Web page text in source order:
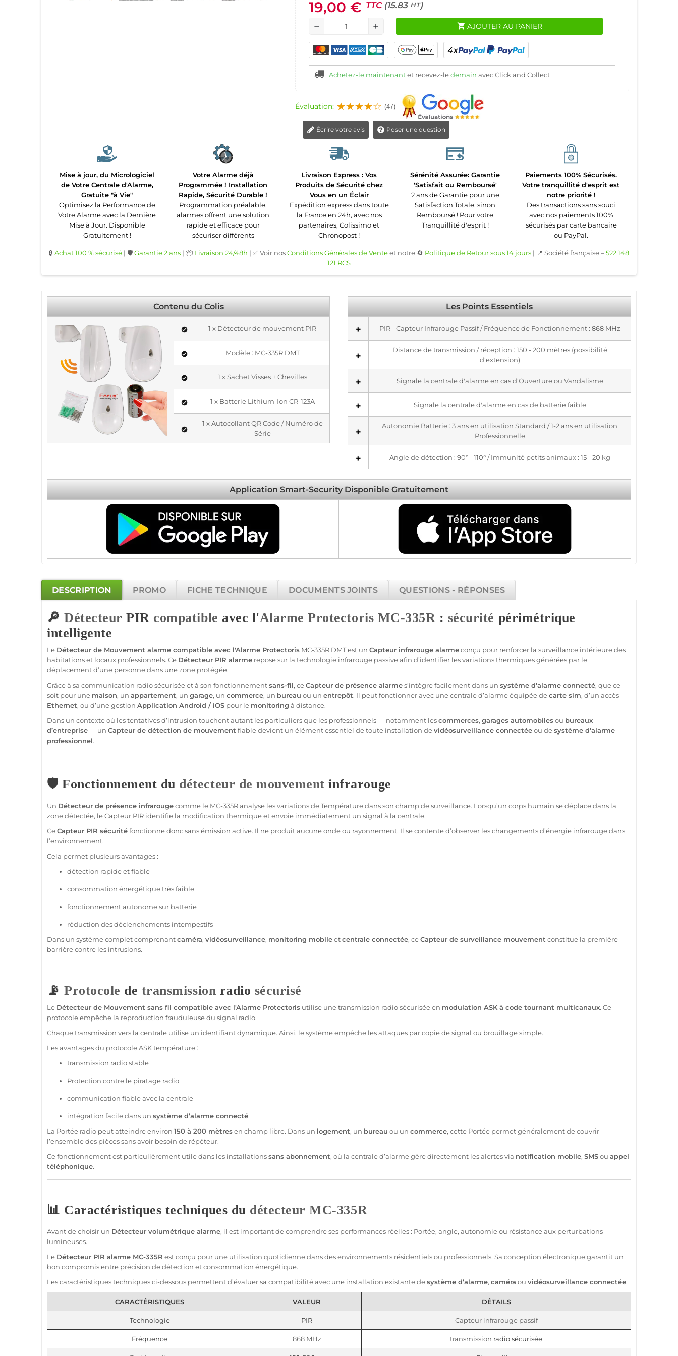
19,00 € TTC (15.83 HT)
remove add shopping_cart AJOUTER AU PANIER
Achetez-le maintenantet recevez-ledemain avec Click and Collect
Évaluation: (47)
Écrire votre avis Poser une question
Mise à jour, du Micrologiciel
de Votre Centrale d'Alarme,
Gratuite "à Vie"
Optimisez la Performance de
Votre Alarme avec la Dernière
Mise à Jour. Disponible
Gratuitement !
Votre Alarme déjà
Programmée ! Installation
Rapide, Sécurité Durable !
Programmation préalable,
alarmes offrent une solution
rapide et efficace pour
sécuriser différents
Livraison Express : Vos
Produits de Sécurité chez
Vous en un Éclair
Expédition express dans toute
la France en 24h, avec nos
partenaires, Colissimo et
Chronopost !
Sérénité Assurée: Garantie
'Satisfait ou Remboursé'
2 ans de Garantie pour une
Satisfaction Totale, sinon
Remboursé ! Pour votre
Tranquillité d'esprit !
Paiements 100% Sécurisés.
Votre tranquillité d'esprit est
notre priorité !
Des transactions sans souci
avec nos paiements 100%
sécurisés par carte bancaire
ou PayPal.
🔒 Achat 100 % sécurisé | 🛡️Garantie 2 ans | 📦 Livraison 24/48h | ✅ Voir nosConditions Générales de Venteet notre 🔄 Politique de Retour sous 14 jours | 📍 Société française –522 148
121 RCS
Contenu du Colis
1 x Détecteur de mouvement PIR
Modèle : MC-335R DMT
1 x Sachet Visses + Chevilles
1 x Batterie Lithium-Ion CR-123A
1 x Autocollant QR Code / Numéro de
Série
Les Points Essentiels
PIR - Capteur Infrarouge Passif / Fréquence de Fonctionnement : 868 MHz
Distance de transmission / réception : 150 - 200 mètres (possibilité
d'extension)
Signale la centrale d'alarme en cas d'Ouverture ou Vandalisme
Signale la centrale d'alarme en cas de batterie faible
Autonomie Batterie : 3 ans en utilisation Standard / 1-2 ans en utilisation
Professionnelle
Angle de détection : 90° - 110° / Immunité petits animaux : 15 - 20 kg
Application Smart-Security Disponible Gratuitement
DESCRIPTION PROMO FICHE TECHNIQUE DOCUMENTS JOINTS QUESTIONS - RÉPONSES
🔎Détecteur PIR compatible avec l'Alarme Protectoris MC-335R : sécurité périmétrique
intelligente
Le Détecteur de Mouvement alarme compatible avec l'Alarme Protectoris MC-335R DMT est un Capteur infrarouge alarmeconçu pour renforcer la surveillance intérieure des
habitations et locaux professionnels. Ce Détecteur PIR alarme repose sur la technologie infrarouge passive afin d’identifier les variations thermiques générées par le
déplacement d’une personne dans une zone protégée.
Grâce à sa communication radio sécurisée et à son fonctionnementsans-fil, ceCapteur de présence alarmes’intègre facilement dans un système d’alarme connecté, que ce
soit pour une maison, un appartement, un garage, un commerce, un bureau ou un entrepôt. Il peut fonctionner avec unecentraled’alarmeéquipée decarte sim, d’un accès
Ethernet, ou d’une gestion Application Android / iOS pour le monitoring à distance.
Dans un contexte où les tentatives d’intrusion touchent autant les particuliers que les professionnels — notamment lescommerces, garages automobilesou bureaux
d’entreprise— un Capteur de détection de mouvement fiabledevient un élément essentiel de toute installation devidéosurveillance connectéeou desystème d’alarme
professionnel.
🛡️ Fonctionnement du détecteur de mouvement infrarouge
Un Détecteur de présence infrarougecomme le MC-335Ranalyse les variations deTempératuredans son champ desurveillance. Lorsqu’un corps humain se déplace dans la
zone détectée, leCapteur PIR identifie la modification thermique et envoie immédiatement un signal à la centrale.
CeCapteur PIR sécuritéfonctionne donc sans émission active. Il ne produit aucune onde ou rayonnement. Il se contente d’observer les changements d’énergie infrarouge dans
l’environnement.
Cela permet plusieurs avantages :
détection rapide etfiable
consommation énergétique très faible
fonctionnement autonome sur batterie
réduction des déclenchements intempestifs
Dans un systèmecomplet comprenantcaméra, vidéosurveillance, monitoring mobileetcentrale connectée, ceCapteur de surveillance mouvement constitue la première
barrière contre les intrusions.
📡Protocole de transmission radio sécurisé
Le Détecteur de Mouvement sans fil compatible avec l'Alarme Protectoris utilise unetransmission radio sécurisée en modulation ASKà code tournant multicanaux. Ce
protocoleempêche la reproduction frauduleuse du signal radio.
Chaquetransmission vers la centrale utilise un identifiant dynamique. Ainsi, lesystèmeempêche les attaques par copie de signal ou brouillagesimple.
Les avantages du protocoleASKtempérature:
transmission radio stable
Protection contre le piratage radio
communication fiableavec la centrale
intégration facile dans un système d’alarme connecté
La Portée radio peut atteindre environ 150 à 200 mètresen champ libre. Dans un logement, un bureau ou un commerce, cette Portée permet généralement de couvrir
l’ensemble des pièces sans avoir besoin de répéteur.
Ce fonctionnement est particulièrement utile dans les installationssans abonnement, où la centraled’alarmegère directement les alertes via notification mobile, SMSou appel
téléphonique.
📊 Caractéristiques techniques du détecteur MC-335R
Avant de choisir un Détecteur volumétrique alarme, il est important de comprendre ses performances réelles : Portée, angle, autonomie ou résistance aux perturbations
lumineuses.
Le Détecteur PIR alarme MC-335R est conçu pour une utilisation quotidienne dans des environnements résidentiels ou professionnels. Sa conception électronique garantit un
bon compromis entre précision de détection et consommation énergétique.
Les caractéristiques techniques ci-dessous permettent d’évaluer sa compatibilité avec une installation existante desystème d’alarme, caméra ou vidéosurveillance connectée.
CARACTÉRISTIQUES VALEUR DÉTAILS
Technologie PIR Capteur infrarouge passif
Fréquence 868 MHz transmission radio sécurisée